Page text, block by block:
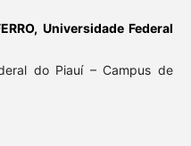
Universidade Federal
do Piauí – Campus de